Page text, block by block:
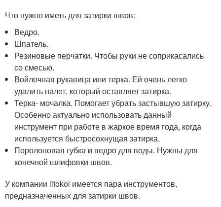
Что нужно иметь для затирки швов:
Ведро.
Шпатель.
Резиновые перчатки. Чтобы руки не соприкасались
со смесью.
Войлочная рукавица или терка. Ей очень легко
удалить налет, который оставляет затирка.
Терка- мочалка. Помогает убрать застывшую затирку.
Особенно актуально использовать данный
инструмент при работе в жаркое время года, когда
используется быстросохнущая затирка.
Поролоновая губка и ведро для воды. Нужны для
конечной шлифовки швов.
У компании litokol имеется пара инструментов,
предназначенных для затирки швов.